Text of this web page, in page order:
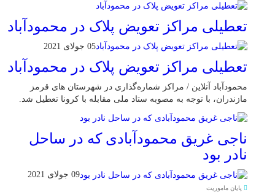
تعطیلی مراکز تعویض پلاک در محمودآباد
05 جولای 2021
تعطیلی مراکز تعویض پلاک در محمودآباد
محمودآباد آنلاین / مراکز شماره‌گذاری در شهر‌ستان های قرمز
مازندران، با توجه به مصوبه ستاد ملی مقابله با کرونا تعطیل شد.
ناجی غریق محمودآبادی که در ساحل
نادر بود
09 جولای 2021
پایان ماموریت